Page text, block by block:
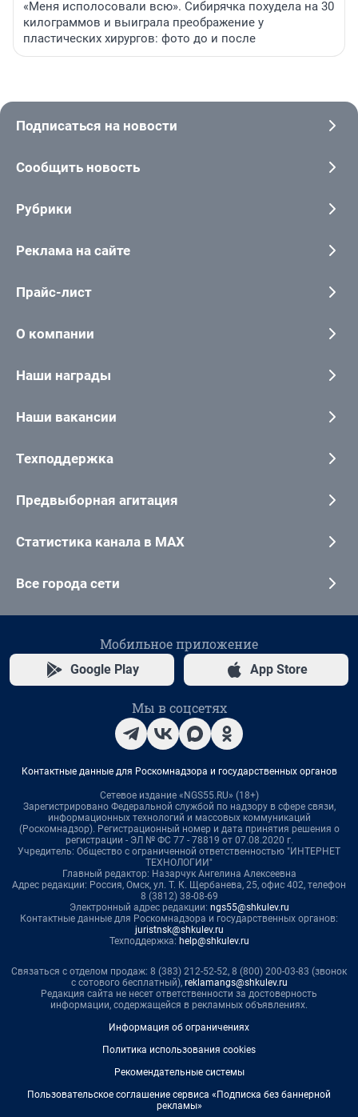
«Меня исполосовали всю». Сибирячка похудела на 30
килограммов и выиграла преображение у
пластических хирургов: фото до и после
Подписаться на новости
Сообщить новость
Рубрики
Реклама на сайте
Прайс-лист
О компании
Наши награды
Наши вакансии
Техподдержка
Предвыборная агитация
Статистика канала в MAX
Все города сети
Мобильное приложение
Google Play App Store
Мы в соцсетях
Контактные данные для Роскомнадзора и государственных органов
Сетевое издание «NGS55.RU» (18+)
Зарегистрировано Федеральной службой по надзору в сфере связи,
информационных технологий и массовых коммуникаций
(Роскомнадзор). Регистрационный номер и дата принятия решения о
регистрации - ЭЛ № ФС 77 - 78819 от 07.08.2020 г.
Учредитель: Общество с ограниченной ответственностью "ИНТЕРНЕТ
ТЕХНОЛОГИИ"
Главный редактор: Назарчук Ангелина Алексеевна
Адрес редакции: Россия, Омск, ул. Т. К. Щербанева, 25, офис 402, телефон
8 (3812) 38-08-69
Электронный адрес редакции: ngs55@shkulev.ru
Контактные данные для Роскомнадзора и государственных органов:
juristnsk@shkulev.ru
Техподдержка: help@shkulev.ru
Связаться с отделом продаж: 8 (383) 212-52-52, 8 (800) 200-03-83 (звонок
с сотового бесплатный), reklamangs@shkulev.ru
Редакция сайта не несет ответственности за достоверность
информации, содержащейся в рекламных объявлениях.
Информация об ограничениях
Политика использования cookies
Рекомендательные системы
Пользовательское соглашение сервиса «Подписка без баннерной
рекламы»